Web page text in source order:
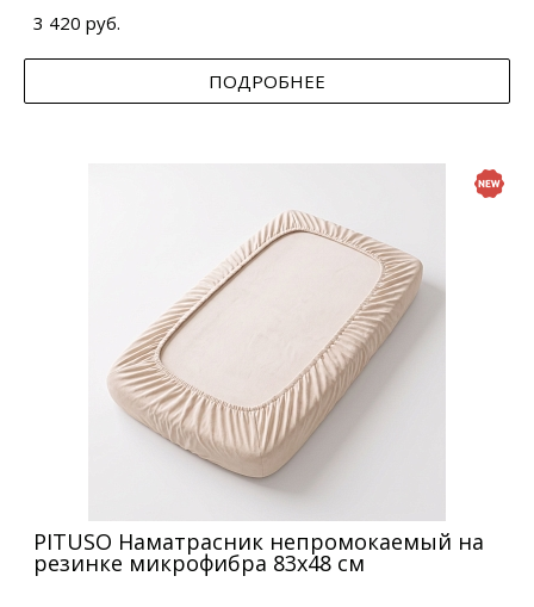
3 420 руб.
ПОДРОБНЕЕ
PITUSO Наматрасник непромокаемый на
резинке микрофибра 83х48 см